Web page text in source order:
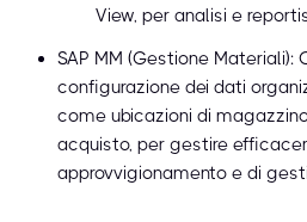
View, per analisi e
SAP MM (Gestione Materiali):
configurazione dei dati
come ubicazioni di
acquisto, per gestire
approvvigionamento e di